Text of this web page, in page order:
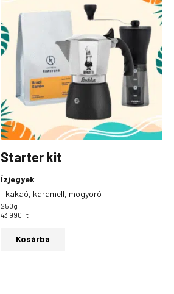
Starter kit
Ízjegyek
: kakaó, karamell, mogyoró
250g
43 990Ft
Kosárba